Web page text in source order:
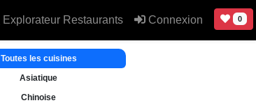
Explorateur Restaurants Connexion 0
Toutes les cuisines
Asiatique
Chinoise